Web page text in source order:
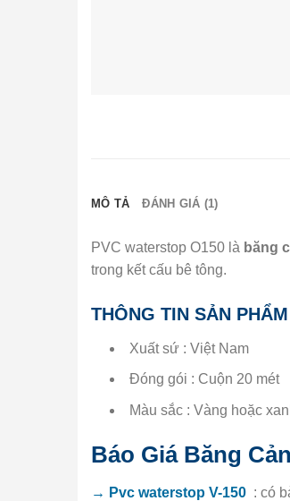
MÔ TẢ ĐÁNH GIÁ (1)
PVC waterstop O150 là băng
trong kết cấu bê tông.
THÔNG TIN SẢN PHẨM
Xuất sứ : Việt Nam
Đóng gói : Cuộn 20 mét
Màu sắc : Vàng hoặc
Báo Giá Băng
→ Pvc waterstop V-150 : có